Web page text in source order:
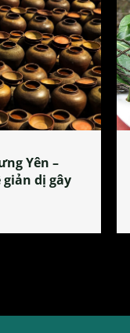
Yên –
dị gây